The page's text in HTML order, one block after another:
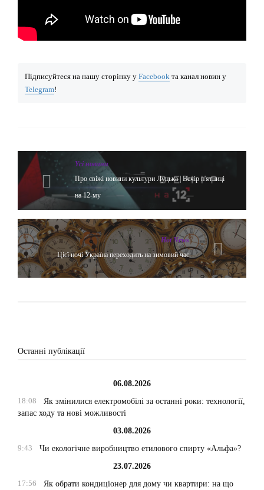
Підписуйтеся на нашу сторінку у Facebook та канал новин у
Telegram!
Yсі новини
Про свіжі новини культури Луцька | Вечір п'ятниці
на 12-му
Hot News
Цієї ночі Україна переходить на зимовий час
Останні публікації
06.08.2026
18:08
Як змінилися електромобілі за останні роки: технології,
запас ходу та нові можливості
03.08.2026
9:43
Чи екологічне виробництво етилового спирту «Альфа»?
23.07.2026
17:56
Як обрати кондиціонер для дому чи квартири: на що